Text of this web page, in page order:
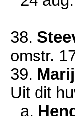
38.
omstr.
39.
Uit dit
a.